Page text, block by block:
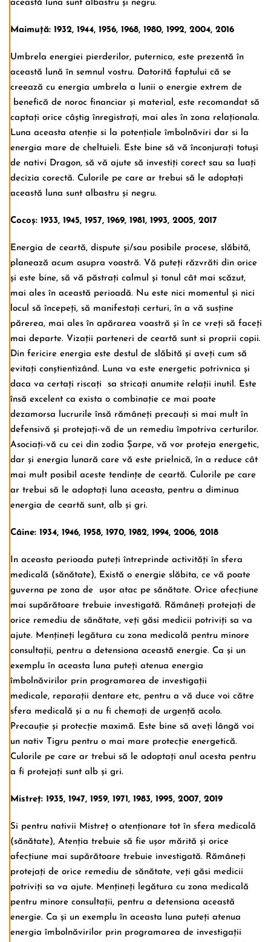
această luna sunt albastru și negru.
Maimuță: 1932, 1944, 1956, 1968, 1980, 1992, 2004, 2016
Umbrela energiei pierderilor, puternica, este prezentă în
această lună în semnul vostru. Datorită faptului că se
creează cu energia umbrela a lunii o energie extrem de
benefică de noroc financiar și material, este recomandat să
captați orice câștig înregistrați, mai ales în zona relaționala.
Luna aceasta atenție si la potențiale îmbolnăviri dar si la
energia mare de cheltuieli. Este bine să vă înconjurați totuși
de nativi Dragon, să vă ajute să investiți corect sau sa luați
decizia corectă. Culorile pe care ar trebui să le adoptați
această luna sunt albastru și negru.
Cocoș: 1933, 1945, 1957, 1969, 1981, 1993, 2005, 2017
Energia de ceartă, dispute și/sau posibile procese, slăbită,
planează acum asupra voastră. Vă puteți răzvrăti din orice
și este bine, să vă păstrați calmul și tonul cât mai scăzut,
mai ales în această perioadă. Nu este nici momentul și nici
locul să începeți, să manifestați certuri, în a vă susține
părerea, mai ales în apărarea voastră și în ce vreți să faceți
mai departe. Vizații parteneri de ceartă sunt si proprii copii.
Din fericire energia este destul de slăbită și aveți cum să
evitați conștientizând. Luna va este energetic potrivnica și
daca va certați riscați sa stricați anumite relații inutil. Este
însă excelent ca exista o combinație ce mai poate
dezamorsa lucrurile însă rămâneți precauți si mai mult în
defensivă și protejați-vă de un remediu împotriva certurilor.
Asociați-vă cu cei din zodia Șarpe, vă vor proteja energetic,
dar și energia lunară care vă este prielnică, în a reduce cât
mai mult posibil aceste tendințe de ceartă. Culorile pe care
ar trebui să le adoptați luna aceasta, pentru a diminua
energia de ceartă sunt, alb și gri.
Câine: 1934, 1946, 1958, 1970, 1982, 1994, 2006, 2018
In aceasta perioada puteți întreprinde activități în sfera
medicală (sănătate), Există o energie slăbita, ce vă poate
guverna pe zona de ușor atac pe sănătate. Orice afecțiune
mai supărătoare trebuie investigată. Rămâneți protejați de
orice remediu de sănătate, veți găsi medicii potriviți sa va
ajute. Mențineți legătura cu zona medicală pentru minore
consultații, pentru a detensiona această energie. Ca și un
exemplu în aceasta luna puteți atenua energia
îmbolnăvirilor prin programarea de investigații
medicale, reparații dentare etc, pentru a vă duce voi către
sfera medicală și a nu fi chemați de urgență acolo.
Precauție și protecție maximă. Este bine să aveți lângă voi
un nativ Tigru pentru o mai mare protecție energetică.
Culorile pe care ar trebui să le adoptați anul acesta pentru
a fi protejați sunt alb și gri.
Mistreț: 1935, 1947, 1959, 1971, 1983, 1995, 2007, 2019
Si pentru nativii Mistreț o atenționare tot în sfera medicală
(sănătate), Atenția trebuie să fie ușor mărită și orice
afecțiune mai supărătoare trebuie investigată. Rămâneți
protejați de orice remediu de sănătate, veți găsi medicii
potriviți sa va ajute. Mențineți legătura cu zona medicală
pentru minore consultații, pentru a detensiona această
energie. Ca și un exemplu în aceasta luna puteți atenua
energia îmbolnăvirilor prin programarea de investigații